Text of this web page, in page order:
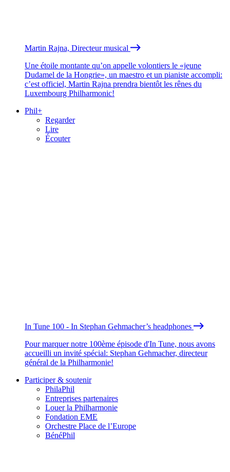
Martin Rajna, Directeur musical
Une étoile montante qu’on appelle volontiers le «jeune
Dudamel de la Hongrie», un maestro et un pianiste accompli:
c’est officiel, Martin Rajna prendra bientôt les rênes du
Luxembourg Philharmonic!
Phil+
Regarder
Lire
Écouter
In Tune 100 - In Stephan Gehmacher’s headphones
Pour marquer notre 100ème épisode d'In Tune, nous avons
accueilli un invité spécial: Stephan Gehmacher, directeur
général de la Philharmonie!
Participer & soutenir
PhilaPhil
Entreprises partenaires
Louer la Philharmonie
Fondation EME
Orchestre Place de l’Europe
BénéPhil